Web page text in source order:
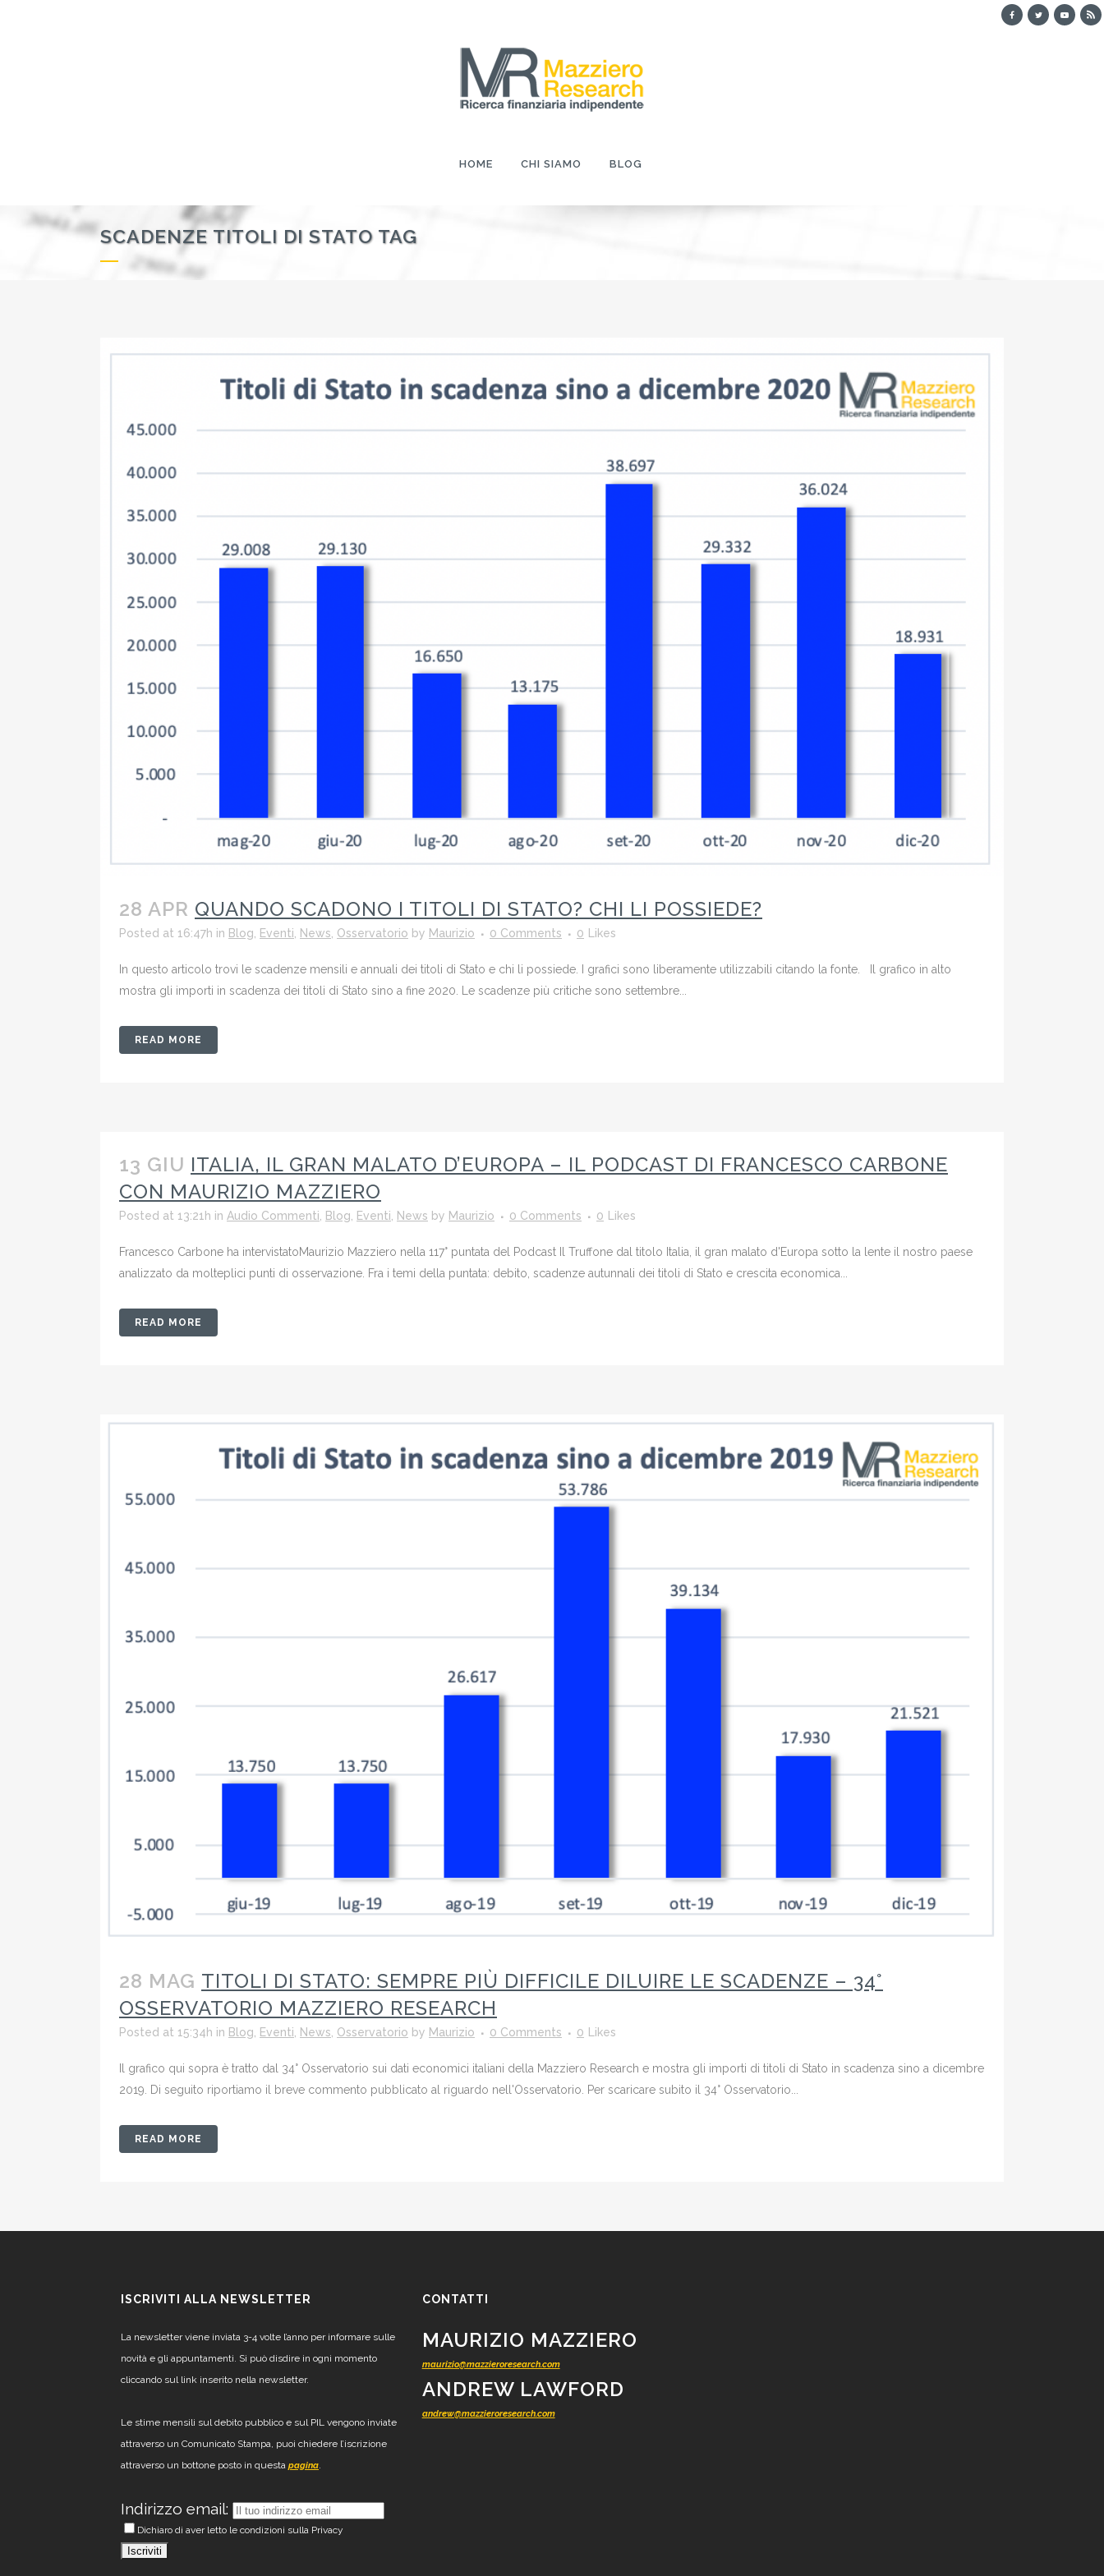
HOME CHI SIAMO BLOG
SCADENZE TITOLI DI STATO TAG
28 APR QUANDO SCADONO I TITOLI DI STATO? CHI LI POSSIEDE?
Posted at 16:47h in Blog Eventi News Osservatorio by Maurizio 0 Comments 0 Likes
In questo articolo trovi le scadenze mensili e annuali dei titoli di Stato e chi li possiede. I grafici sono liberamente utilizzabili citando la fonte. Il grafico in alto
mostra gli importi in scadenza dei titoli di Stato sino a fine 2020. Le scadenze più critiche sono settembre...
READ MORE
13 GIU ITALIA, IL GRAN MALATO D’EUROPA – IL PODCAST DI FRANCESCO CARBONE
CON MAURIZIO MAZZIERO
Posted at 13:21h in Audio Commenti Blog Eventi News by Maurizio 0 Comments 0 Likes
Francesco Carbone ha intervistatoMaurizio Mazziero nella 117° puntata del Podcast Il Truffone dal titolo Italia, il gran malato d'Europa sotto la lente il nostro paese
analizzato da molteplici punti di osservazione. Fra i temi della puntata: debito, scadenze autunnali dei titoli di Stato e crescita economica...
READ MORE
28 MAG TITOLI DI STATO: SEMPRE PIÙ DIFFICILE DILUIRE LE SCADENZE – 34°
OSSERVATORIO MAZZIERO RESEARCH
Posted at 15:34h in Blog Eventi News Osservatorio by Maurizio 0 Comments 0 Likes
Il grafico qui sopra è tratto dal 34° Osservatorio sui dati economici italiani della Mazziero Research e mostra gli importi di titoli di Stato in scadenza sino a dicembre
2019. Di seguito riportiamo il breve commento pubblicato al riguardo nell'Osservatorio. Per scaricare subito il 34° Osservatorio...
READ MORE
ISCRIVITI ALLA NEWSLETTER
La newsletter viene inviata 3-4 volte l’anno per informare sulle
novità e gli appuntamenti. Si può disdire in ogni momento
cliccando sul link inserito nella newsletter.
Le stime mensili sul debito pubblico e sul PIL vengono inviate
attraverso un Comunicato Stampa, puoi chiedere l’iscrizione
attraverso un bottone posto in questa pagina.
Indirizzo email:
Dichiaro di aver letto le condizioni sulla Privacy
CONTATTI
MAURIZIO MAZZIERO
maurizio@mazzieroresearch.com
ANDREW LAWFORD
andrew@mazzieroresearch.com